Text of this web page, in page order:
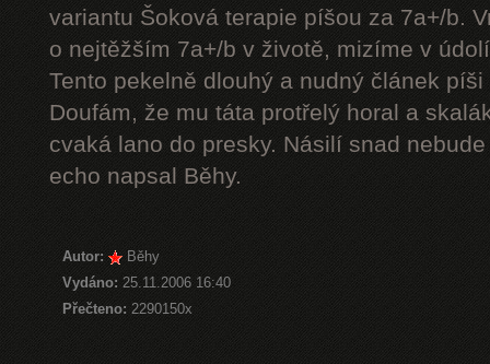
variantu Šoková terapie píšou za 7a+/b.
o nejtěžším 7a+/b v životě, mizíme v
Tento pekelně dlouhý a nudný článek
Doufám, že mu táta protřelý horal a
cvaká lano do presky. Násilí snad
echo napsal Běhy.
Autor:
Běhy
Vydáno: 25.11.2006 16:40
Přečteno: 2290150x